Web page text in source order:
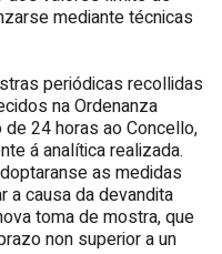
mediante técnicas
periódicas recollidas
na Ordenanza
24 horas ao Concello,
á analítica realizada.
as medidas
a causa da devandita
toma de mostra, que
non superior a un